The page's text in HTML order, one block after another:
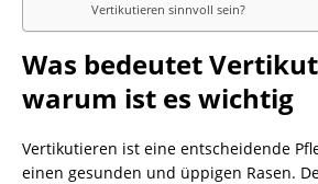
Vertikutieren sinnvoll sein?
Was bedeutet
warum ist es wichtig
Vertikutieren ist eine entscheidende
einen gesunden und üppigen Rasen.